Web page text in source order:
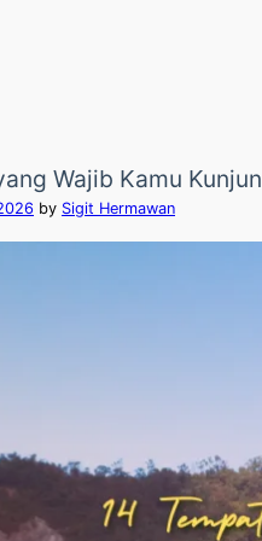
Wajib Kamu
by Sigit Hermawan